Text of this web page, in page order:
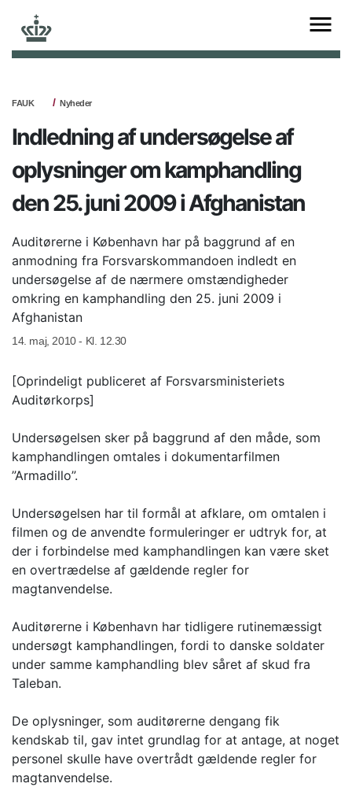
FAUK Nyheder
Indledning af undersøgelse af
oplysninger om kamphandling
den 25. juni 2009 i Afghanistan
Auditørerne i København har på baggrund af en
anmodning fra Forsvarskommandoen indledt en
undersøgelse af de nærmere omstændigheder
omkring en kamphandling den 25. juni 2009 i
Afghanistan
14. maj, 2010 - Kl. 12.30
[Oprindeligt publiceret af Forsvarsministeriets
Auditørkorps]
Undersøgelsen sker på baggrund af den måde, som
kamphandlingen omtales i dokumentarfilmen
”Armadillo”.
Undersøgelsen har til formål at afklare, om omtalen i
filmen og de anvendte formuleringer er udtryk for, at
der i forbindelse med kamphandlingen kan være sket
en overtrædelse af gældende regler for
magtanvendelse.
Auditørerne i København har tidligere rutinemæssigt
undersøgt kamphandlingen, fordi to danske soldater
under samme kamphandling blev såret af skud fra
Taleban.
De oplysninger, som auditørerne dengang fik
kendskab til, gav intet grundlag for at antage, at noget
personel skulle have overtrådt gældende regler for
magtanvendelse.